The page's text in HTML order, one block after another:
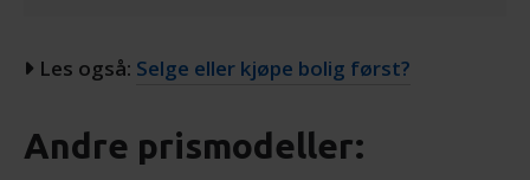
Les også: Selge eller kjøpe bolig først?
Andre prismodeller: